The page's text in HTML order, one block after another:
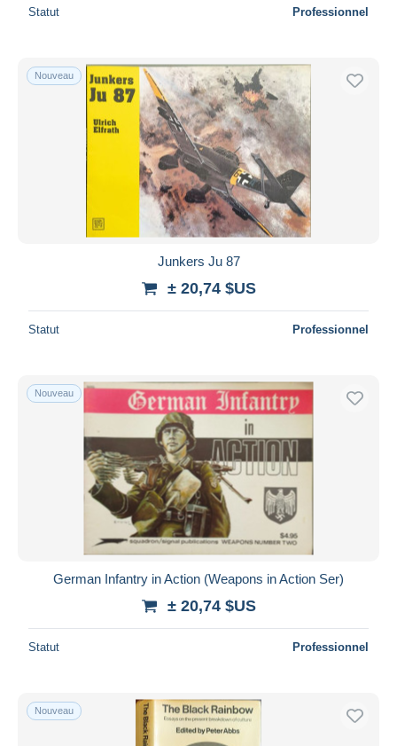
Statut Professionnel
Nouveau
Junkers Ju 87
± 20,74 $US
Statut Professionnel
Nouveau
German Infantry in Action (Weapons in Action Ser)
± 20,74 $US
Statut Professionnel
Nouveau